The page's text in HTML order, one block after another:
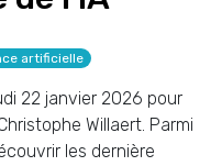
artificielle
22 janvier 2026 pour
Willaert. Parmi
les dernière